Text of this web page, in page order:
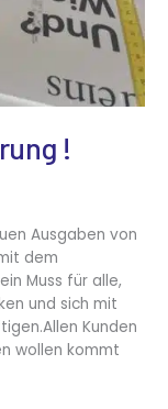
!
Ausgaben von
dem
Muss für alle,
und sich mit
Kunden
wollen kommt